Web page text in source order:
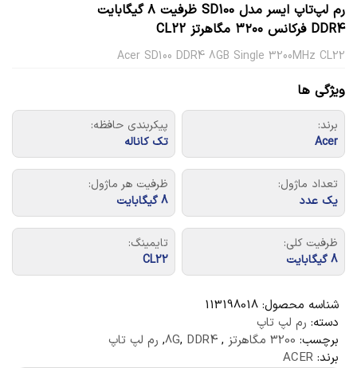
رم لپ‌تاپ ایسر مدل SD100 ظرفیت ۸ گیگابایت
DDR4 فرکانس ۳۲۰۰ مگاهرتز CL22
Acer SD100 DDR4 8GB Single 3200MHz CL22
ویژگی ها
برند:
Acer
پیکربندی حافظه:
تک کاناله
تعداد ماژول:
یک عدد
ظرفیت هر ماژول:
8 گیگابایت
ظرفیت کلی:
8 گیگابایت
تایمینگ:
CL22
شناسه محصول: 113198018
دسته: رم لپ تاپ
برچسب: 3200 مگاهرتز ,
8G, DDR4
, رم لپ تاپ
برند: ACER